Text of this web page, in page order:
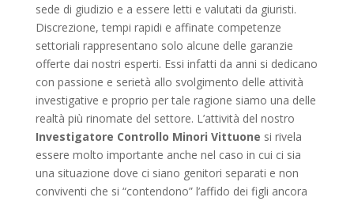
sede di giudizio e a essere letti e valutati da giuristi.
Discrezione, tempi rapidi e affinate competenze
settoriali rappresentano solo alcune delle garanzie
offerte dai nostri esperti. Essi infatti da anni si dedicano
con passione e serietà allo svolgimento delle attività
investigative e proprio per tale ragione siamo una delle
realtà più rinomate del settore. L’attività del nostro
Investigatore Controllo Minori Vittuone si rivela
essere molto importante anche nel caso in cui ci sia
una situazione dove ci siano genitori separati e non
conviventi che si “contendono” l’affido dei figli ancora